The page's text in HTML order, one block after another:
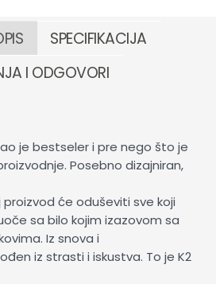
SPECIFIKACIJA
I ODGOVORI
je bestseler i pre nego što je
Posebno dizajniran,
će oduševiti sve koji
sa bilo kojim izazovom sa
Iz snova i
iz strasti i iskustva. To je K2